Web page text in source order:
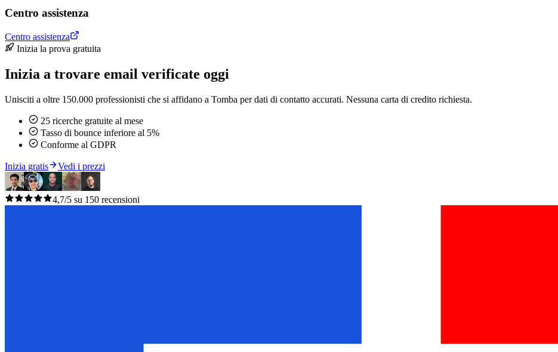
Centro assistenza
Centro assistenza
Inizia la prova gratuita
Inizia a trovare email verificate oggi
Unisciti a oltre 150.000 professionisti che si affidano a Tomba per dati di contatto accurati. Nessuna carta di credito richiesta.
25 ricerche gratuite al mese
Tasso di bounce inferiore al 5%
Conforme al GDPR
Inizia gratis Vedi i prezzi
4,7/5 su 150 recensioni